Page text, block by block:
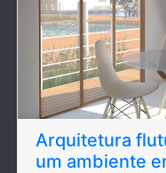
Arquitetura
um ambiente